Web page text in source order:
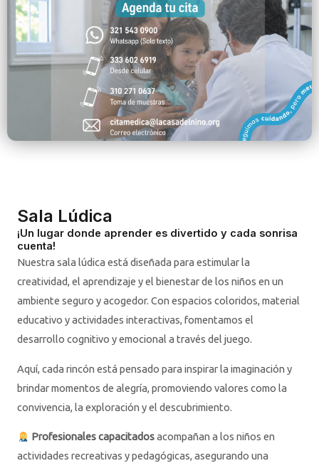
Sala Lúdica
¡Un lugar donde aprender es divertido y cada sonrisa
cuenta!
Nuestra sala lúdica está diseñada para estimular la
creatividad, el aprendizaje y el bienestar de los niños en un
ambiente seguro y acogedor. Con espacios coloridos, material
educativo y actividades interactivas, fomentamos el
desarrollo cognitivo y emocional a través del juego.
Aquí, cada rincón está pensado para inspirar la imaginación y
brindar momentos de alegría, promoviendo valores como la
convivencia, la exploración y el descubrimiento.
Profesionales capacitadosacompañan a los niños en
actividades recreativas y pedagógicas, asegurando una